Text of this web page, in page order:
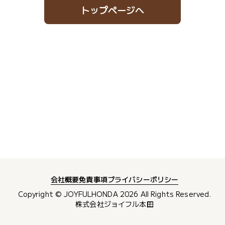
トップページへ
会社概要免責事項プライバシーポリシー
Copyright © JOYFULHONDA 2026 All Rights Reserved.
株式会社ジョイフル本田